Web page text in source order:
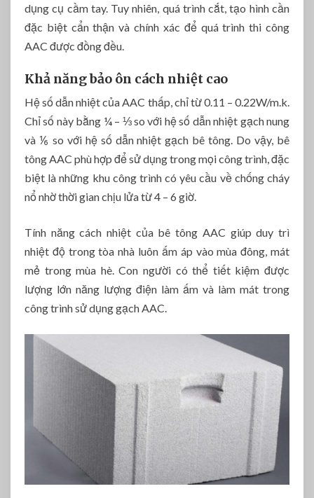
dụng cụ cầm tay. Tuy nhiên, quá trình cắt, tạo hình cần
đặc biệt cẩn thận và chính xác để quá trình thi công
AAC được đồng đều.
Khả năng bảo ôn cách nhiệt cao
Hệ số dẫn nhiệt của AAC thấp, chỉ từ 0.11 – 0.22W/m.k.
Chỉ số này bằng ¼ – ⅓ so với hệ số dẫn nhiệt gạch nung
và ⅙ so với hệ số dẫn nhiệt gạch bê tông. Do vậy, bê
tông AAC phù hợp để sử dụng trong mọi công trình, đặc
biệt là những khu công trình có yêu cầu về chống cháy
nổ nhờ thời gian chịu lửa từ 4 – 6 giờ.
Tính năng cách nhiệt của bê tông AAC giúp duy trì
nhiệt độ trong tòa nhà luôn ấm áp vào mùa đông, mát
mẻ trong mùa hè. Con người có thể tiết kiệm được
lượng lớn năng lượng điện làm ấm và làm mát trong
công trình sử dụng gạch AAC.